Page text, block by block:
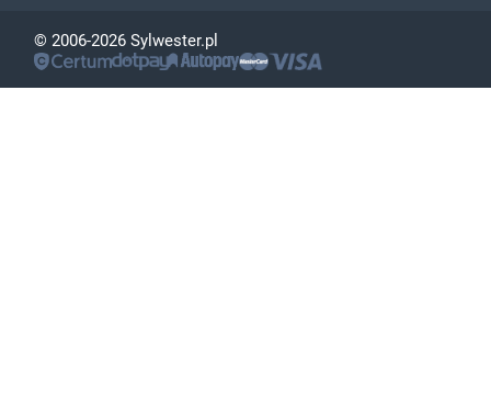
© 2006-2026 Sylwester.pl